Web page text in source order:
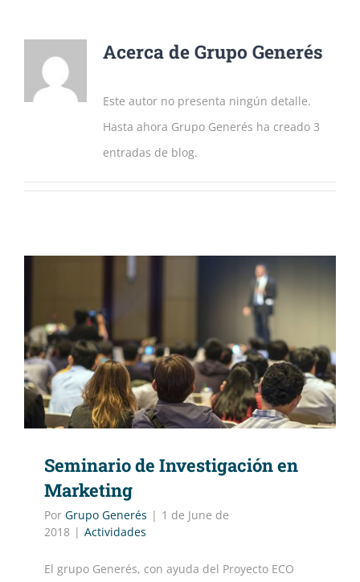
Acerca de Grupo Generés
Este autor no presenta ningún detalle.
Hasta ahora Grupo Generés ha creado 3
entradas de blog.
Seminario de Investigación en
Marketing
Por Grupo Generés | 1 de June de
2018 | Actividades
El grupo Generés, con ayuda del Proyecto ECO